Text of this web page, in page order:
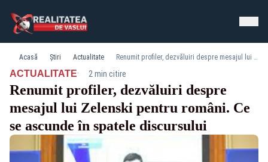
Acasă Știri Actualitate Renumit profiler, dezvăluiri despre mesajul lui Zelenski pentru români. Ce se ascunde în spatele discursului
ACTUALITATE· 2 min citire
Renumit profiler, dezvăluiri despre
mesajul lui Zelenski pentru români. Ce
se ascunde în spatele discursului